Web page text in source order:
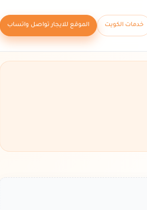
خدمات الكويت الموقع للايجار تواصل واتساب